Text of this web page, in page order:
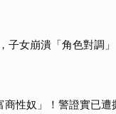
子女崩潰「角色對調
商性奴」！警證實已